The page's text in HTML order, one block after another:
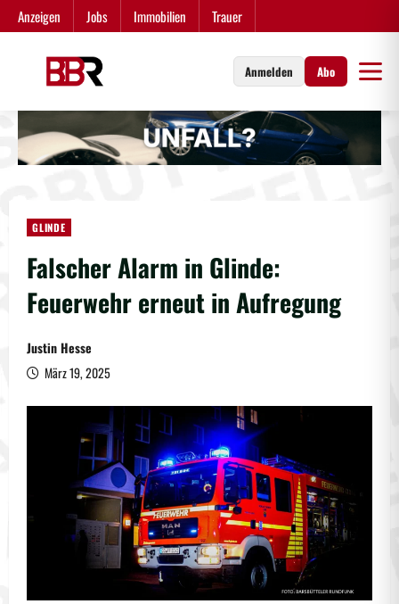
Zum
Inhalt
Anzeigen Jobs Immobilien Trauer
Anmelden Abo
GLINDE
Falscher Alarm in Glinde:
Feuerwehr erneut in Aufregung
Justin Hesse
März 19, 2025